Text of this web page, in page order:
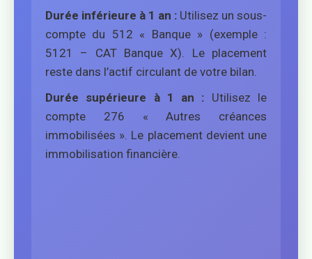
Durée inférieure à 1 an : Utilisez un sous-
compte du 512 « Banque » (exemple :
5121 – CAT Banque X). Le placement
reste dans l’actif circulant de votre bilan.
Durée supérieure à 1 an : Utilisez le
compte 276 « Autres créances
immobilisées ». Le placement devient une
immobilisation financière.